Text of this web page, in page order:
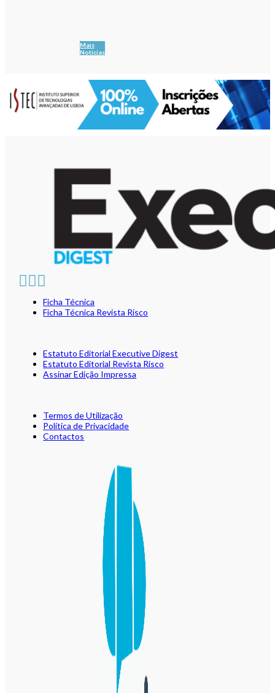
Mais
Notícias
Ficha Técnica
Ficha Técnica Revista Risco
Estatuto Editorial Executive Digest
Estatuto Editorial Revista Risco
Assinar Edição Impressa
Termos de Utilização
Política de Privacidade
Contactos